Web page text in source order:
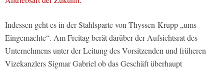
Indessen geht es in der Stahlsparte von Thyssen-Krupp „ums
Eingemachte“. Am Freitag berät darüber der Aufsichtsrat des
Unternehmens unter der Leitung des Vorsitzenden und früheren
Vizekanzlers Sigmar Gabriel ob das Geschäft überhaupt